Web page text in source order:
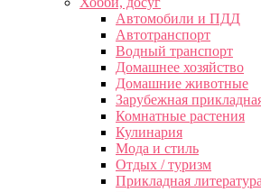
Автомобили и ПДД
Автотранспорт
Водный транспорт
Домашнее хозяйство
Домашние животные
Зарубежная
Комнатные растения
Кулинария
Мода и стиль
Отдых / туризм
Прикладная литература